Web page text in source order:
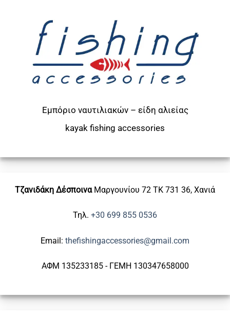
Εμπόριο ναυτιλιακών – είδη αλιείας
kayak fishing accessories
Τζανιδάκη Δέσποινα Μαργουνίου 72 ΤΚ 731 36, Χανιά
Τηλ. +30 699 855 0536
Email: thefishingaccessories@gmail.com
ΑΦΜ 135233185 - ΓΕΜΗ 130347658000